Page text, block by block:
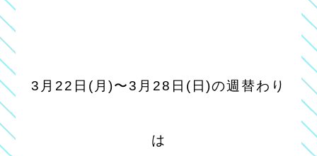
3月22日(月)〜3月28日(日)の週替わり
は